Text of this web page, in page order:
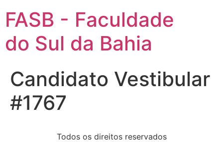
FASB - Faculdade
do Sul da Bahia
Candidato Vestibular
#1767
Todos os direitos reservados